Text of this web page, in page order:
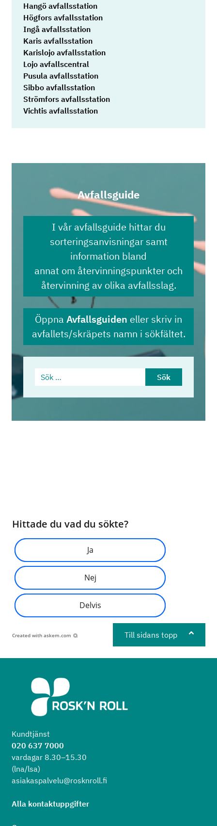
Hangö avfallsstation
Högfors avfallsstation
Ingå avfallsstation
Karis avfallsstation
Karislojo avfallsstation
Lojo avfallscentral
Pusula avfallsstation
Sibbo avfallsstation
Strömfors avfallsstation
Vichtis avfallsstation
Avfallsguide
I vår avfallsguide hittar du
sorteringsanvisningar samt
information bland
annat om återvinningspunkter och
återvinning av olika avfallsslag.
ÖppnaAvfallsguiden eller skriv in
avfallets/skräpets namn i sökfältet.
Sök … Sök
Hittade du vad du sökte?
Ja
Nej
Delvis
Created with askem.com Till sidans topp
Kundtjänst
020 637 7000
vardagar 8.30–15.30
(lna/lsa)
asiakaspalvelu@rosknroll.fi
Alla kontaktuppgifter